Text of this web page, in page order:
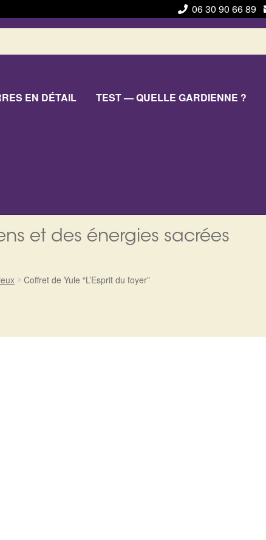
06 30 90 66 89
EN DÉTAIL TEST — QUELLE GARDIENNE ?
et des énergies sacrées
Coffret de Yule “L’Esprit du foyer”